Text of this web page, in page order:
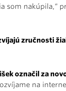
som nakúpila,“
zručnosti
označil za
na